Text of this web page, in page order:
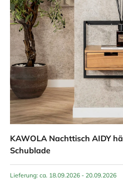
KAWOLA Nachttisch AIDY
Schublade
Lieferung: ca. 18.09.2026 - 20.09.2026